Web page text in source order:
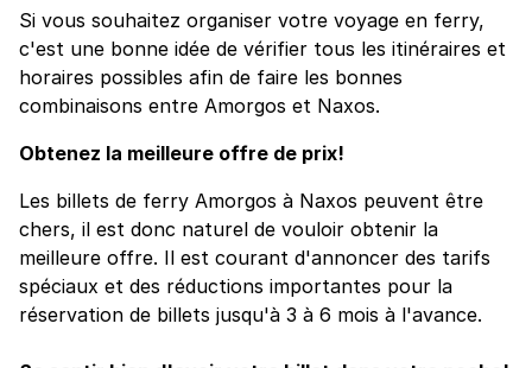
Si vous souhaitez organiser votre voyage en ferry,
c'est une bonne idée de vérifier tous les itinéraires et
horaires possibles afin de faire les bonnes
combinaisons entre Amorgos et Naxos.
Obtenez la meilleure offre de prix!
Les billets de ferry Amorgos à Naxos peuvent être
chers, il est donc naturel de vouloir obtenir la
meilleure offre. Il est courant d'annoncer des tarifs
spéciaux et des réductions importantes pour la
réservation de billets jusqu'à 3 à 6 mois à l'avance.